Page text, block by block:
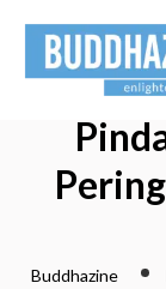
Buddhazine